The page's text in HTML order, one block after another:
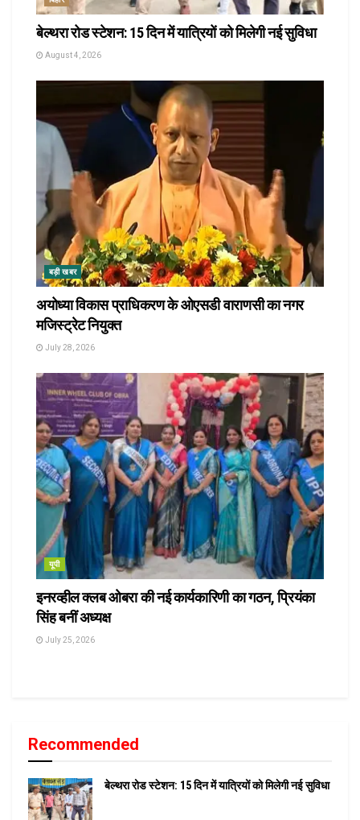
बेल्थरा रोड स्टेशन: 15 दिन में यात्रियों को मिलेगी नई सुविधा
August 4, 2026
बड़ी खबर
अयोध्या विकास प्राधिकरण के ओएसडी वाराणसी का नगर
मजिस्ट्रेट नियुक्त
July 28, 2026
यूपी
इनरव्हील क्लब ओबरा की नई कार्यकारिणी का गठन, प्रियंका
सिंह बनीं अध्यक्ष
July 25, 2026
Recommended
बेल्थरा रोड स्टेशन: 15 दिन में यात्रियों को मिलेगी नई सुविधा